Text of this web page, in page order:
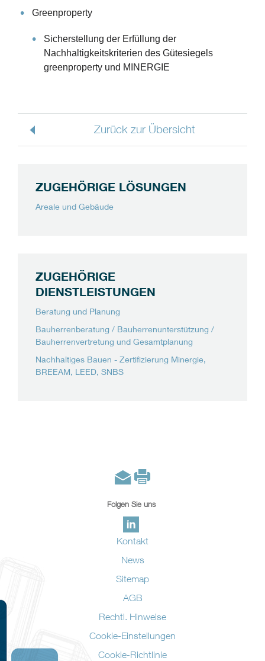
Greenproperty
Sicherstellung der Erfüllung der
Nachhaltigkeitskriterien des Gütesiegels
greenproperty und MINERGIE
Zurück zur Übersicht
ZUGEHÖRIGE LÖSUNGEN
Areale und Gebäude
ZUGEHÖRIGE
DIENSTLEISTUNGEN
Beratung und Planung
Bauherrenberatung / Bauherrenunterstützung /
Bauherrenvertretung und Gesamtplanung
Nachhaltiges Bauen - Zertifizierung Minergie,
BREEAM, LEED, SNBS
Folgen Sie uns
Kontakt
News
Sitemap
AGB
Rechtl. Hinweise
Cookie-Einstellungen
Cookie-Richtlinie